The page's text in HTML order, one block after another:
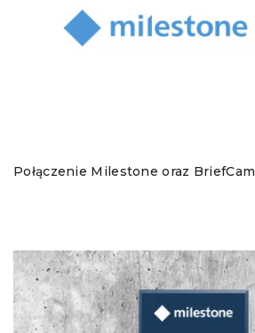
Połączenie Milestone oraz BriefCam